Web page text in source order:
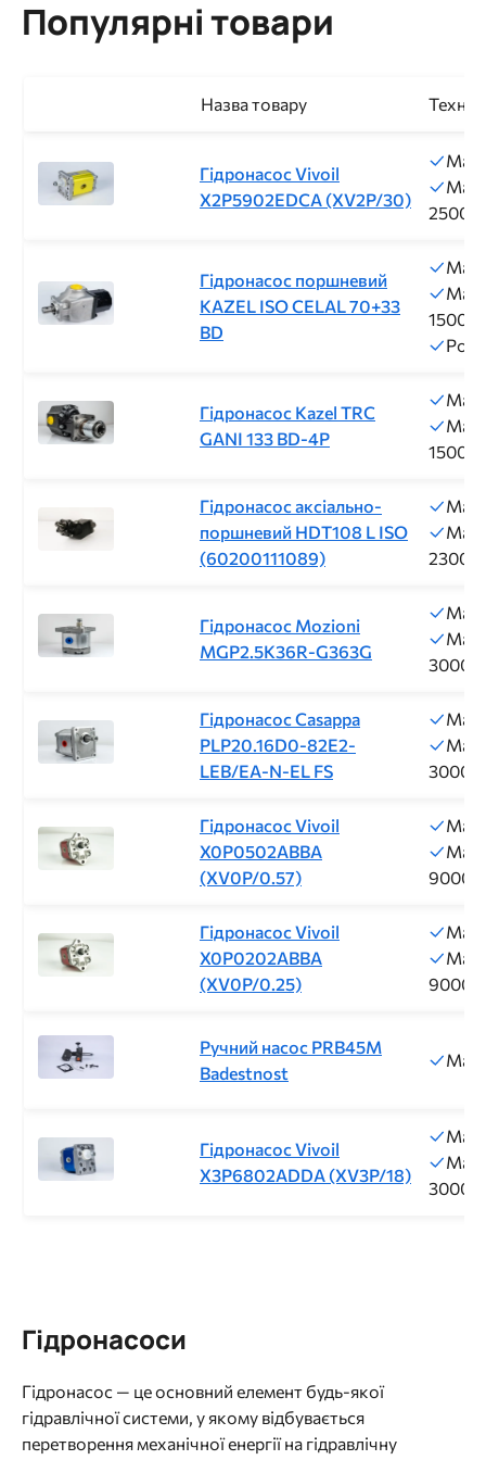
Популярні товари
Назва товару
Гідронасос Vivoil
X2P5902EDCA (XV2P/30)
Гідронасос поршневий
KAZEL ISO CELAL 70+33
BD
Гідронасос Kazel TRC
GANI 133 BD-4P
Гідронасос аксіально-
поршневий HDT108 L ISO
(60200111089)
Гідронасос Mozioni
MGP2.5K36R-G363G
Гідронасос Casappa
PLP20.16D0-82E2-
LEB/EA-N-EL FS
Гідронасос Vivoil
X0P0502ABBA
(XV0P/0.57)
Гідронасос Vivoil
X0P0202ABBA
(XV0P/0.25)
Ручний насос PRB45M
Badestnost
Гідронасос Vivoil
X3P6802ADDA (XV3P/18)
Гідронасоси
Гідронасос — це основний елемент будь-якої
гідравлічної системи, у якому відбувається
перетворення механічної енергії на гідравлічну